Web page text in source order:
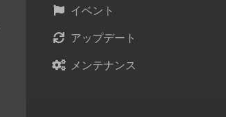
イベント
アップデート
メンテナンス